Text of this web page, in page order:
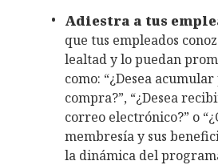
Adiestra a tus
que tus empleados
lealtad y lo puedan
como: “¿Desea
compra?”, “¿Desea
correo electrónico?” o
membresía y sus
la dinámica del